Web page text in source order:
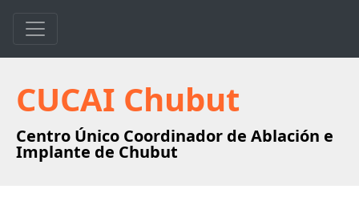
CUCAI Chubut
Centro Único Coordinador de Ablación e
Implante de Chubut